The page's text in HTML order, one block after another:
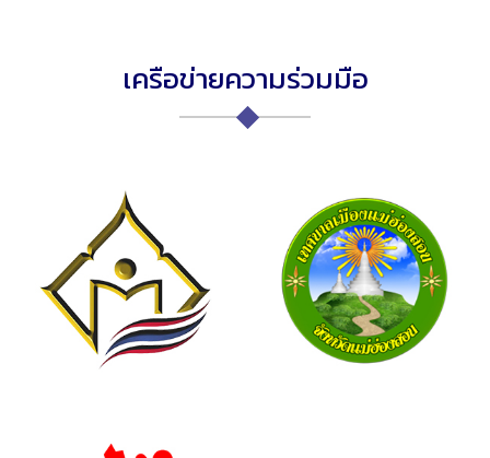
เครือข่ายความร่วมมือ